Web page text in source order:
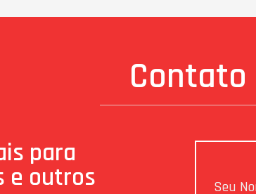
Contato
para
e outros